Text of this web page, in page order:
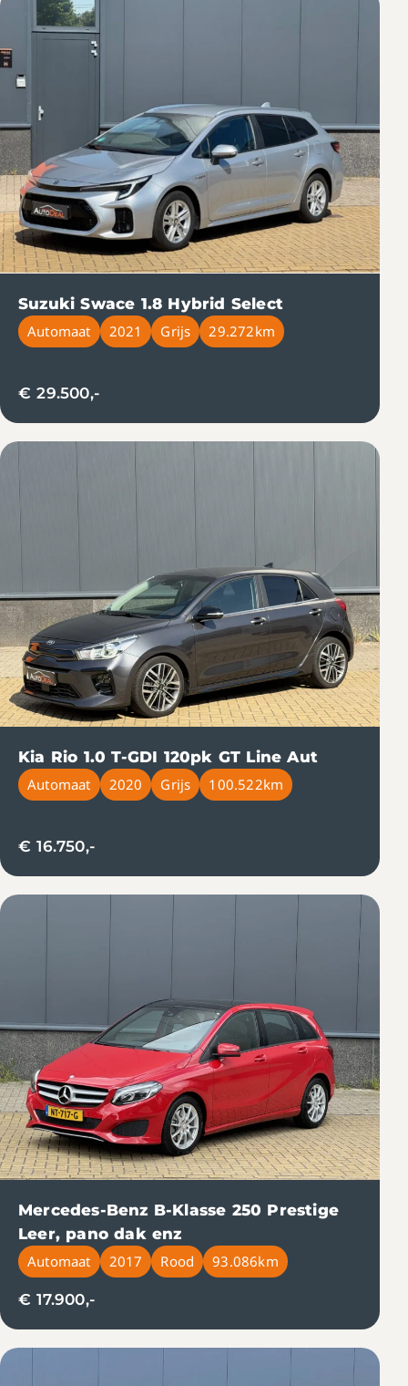
Suzuki Swace 1.8 Hybrid Select
Automaat
2021 Grijs 29.272km
€ 29.500,-
Kia Rio 1.0 T-GDI 120pk GT Line Aut
Automaat
2020 Grijs 100.522km
€ 16.750,-
Mercedes-Benz B-Klasse 250 Prestige
Leer, pano dak enz
Automaat
2017 Rood 93.086km
€ 17.900,-